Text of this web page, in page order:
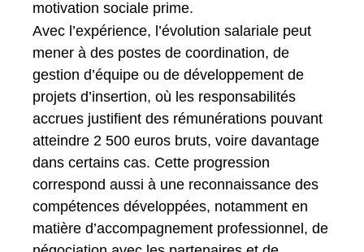
motivation sociale prime.
Avec l’expérience, l’évolution salariale peut
mener à des postes de coordination, de
gestion d’équipe ou de développement de
projets d’insertion, où les responsabilités
accrues justifient des rémunérations pouvant
atteindre 2 500 euros bruts, voire davantage
dans certains cas. Cette progression
correspond aussi à une reconnaissance des
compétences développées, notamment en
matière d’accompagnement professionnel, de